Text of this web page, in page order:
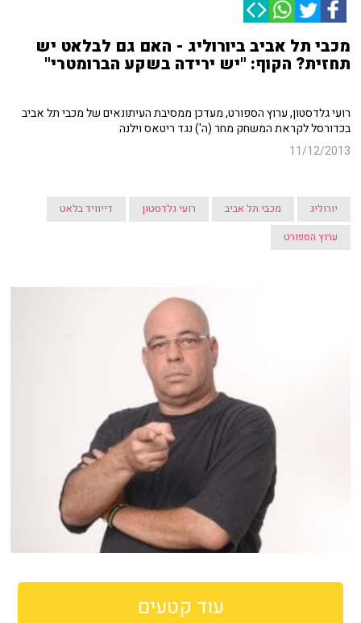
מכבי תל אביב ביורוליג - האם גם לבלאט יש
תחזית? הקוף: "יש ירידה בשקע הברומטרי"
רועי גלדסטון, ערוץ הספורט, מעדכן ממסיבת העיתונאים של מכבי תל אביב
בכדורסל לקראת המשחק מחר (ה') נגד ריטאס וילנה
11/12/2013
יורוליג מכבי תל אביב רועי גלדסטון
דייוויד בלאט
ערוץ הספורט
עוד קטעים